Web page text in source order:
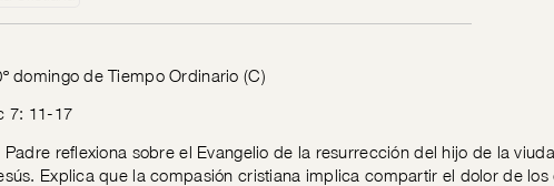
domingo de Tiempo Ordinario (C)
7: 11-17
Padre reflexiona sobre el Evangelio de la resurrección del hijo de la
Explica que la compasión cristiana implica compartir el dolor de